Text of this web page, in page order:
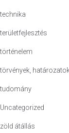
technika
területfejlesztés
történelem
törvények,
tudomány
Uncategorized
zöld átállás